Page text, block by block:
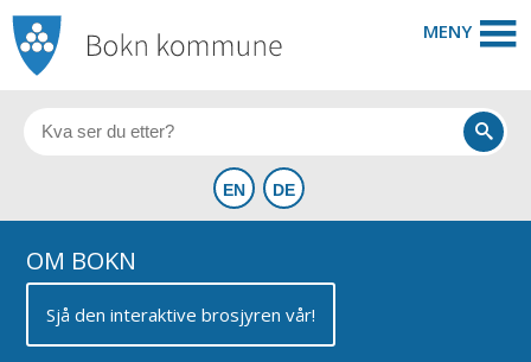
MENY
OM BOKN
Sjå den interaktive brosjyren vår!